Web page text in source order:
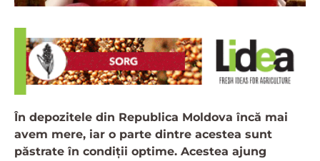
În depozitele din Republica Moldova încă mai
avem mere, iar o parte dintre acestea sunt
păstrate în condiții optime. Acestea ajung